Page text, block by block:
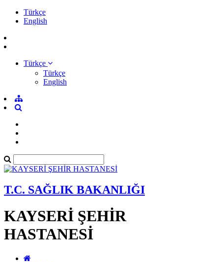
Türkçe
English
Türkçe
Türkçe
English
T.C. SAĞLIK BAKANLIĞI
KAYSERİ ŞEHİR
HASTANESİ